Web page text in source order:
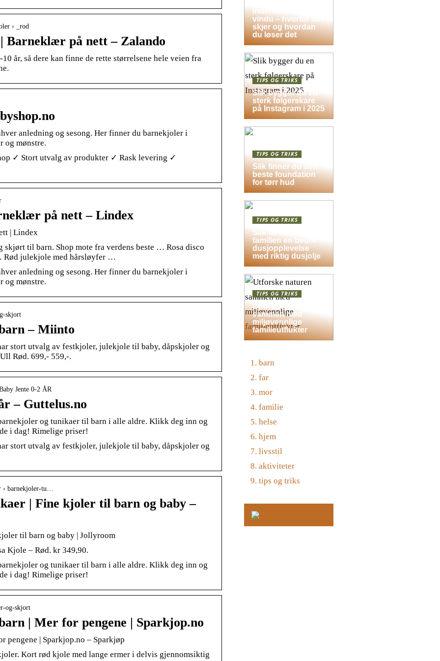
› _rod
Barneklær på nett – Zalando
år, så dere kan finne de rette størrelsene hele veien fra
anledning og sesong. Her finner du barnekjoler i
og mønstre.
✓ Stort utvalg av produkter ✓ Rask levering ✓
på nett – Lindex
| Lindex
til barn. Shop mote fra verdens beste … Rosa disco
julekjole med hårsløyfer …
anledning og sesong. Her finner du barnekjoler i
og mønstre.
skjort
– Miinto
stort utvalg av festkjoler, julekjole til baby, dåpskjoler og
Rød. 699,- 559,-.
Jente 0-2 ÅR
– Guttelus.no
og tunikaer til barn i alle aldre. Klikk deg inn og
i dag! Rimelige priser!
stort utvalg av festkjoler, julekjole til baby, dåpskjoler og
barnekjoler-tu…
| Fine kjoler til barn og baby –
til barn og baby | Jollyroom
Kjole – Rød. kr 349,90.
og tunikaer til barn i alle aldre. Klikk deg inn og
i dag! Rimelige priser!
og-skjort
| Mer for pengene | Sparkjop.no
pengene | Sparkjop.no – Sparkjøp
Kort rød kjole med lange ermer i delvis gjennomsiktig
indersiden av
vindu – hvorfor det
skjer og hvordan
du løser det
TIPS OG TRIKS
Slik bygger du en
sterk følgerskare
på Instagram i 2025
TIPS OG TRIKS
Slik finner du den
beste foundation
for tørr hud
TIPS OG TRIKS
Slik får hele
familien en bedre
dusjopplevelse
med riktig dusjolje
TIPS OG TRIKS
Utforske naturen
sammen med
miljøvennlige
familieutflukter
barn
far
mor
familie
helse
hjem
livsstil
aktiviteter
tips og triks